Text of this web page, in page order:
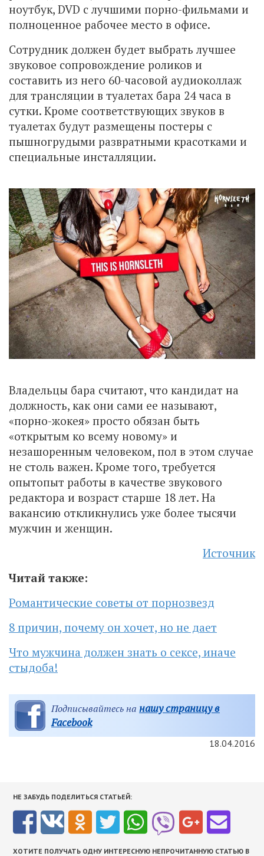
ноутбук, DVD с лучшими порно-фильмами и
полноценное рабочее место в офисе.
Сотрудник должен будет выбрать лучшее
звуковое сопровождение роликов и
составить из него 60-часовой аудиоколлаж
для трансляции в туалетах бара 24 часа в
сутки. Кроме соответствующих звуков в
туалетах будут размещены постеры с
пышногрудыми развратными красотками и
специальные инсталляции.
Владельцы бара считают, что кандидат на
должность, как они сами ее называют,
«порно-жокея» просто обязан быть
«открытым ко всему новому» и
незашоренным человеком, пол в этом случае
не столь важен. Кроме того, требуется
опытопыт работы в качестве звукового
редактора и возраст старше 18 лет. На
вакансию откликнулись уже более тысячи
мужчин и женщин.
Источник
Читай также:
Романтические советы от порнозвезд
8 причин, почему он хочет, но не дает
Что мужчина должен знать о сексе, иначе
стыдоба!
Подписывайтесь на нашу страницу в
Facebook
18.04.2016
НЕ ЗАБУДЬ ПОДЕЛИТЬСЯ СТАТЬЕЙ:
ХОТИТЕ ПОЛУЧАТЬ ОДНУ ИНТЕРЕСНУЮ НЕПРОЧИТАННУЮ СТАТЬЮ В